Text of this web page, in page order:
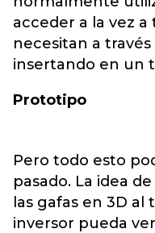
acceder a la vez
necesitan a
insertando en un
Prototipo
Pero todo esto
pasado. La idea
las gafas en 3D al
inversor pueda